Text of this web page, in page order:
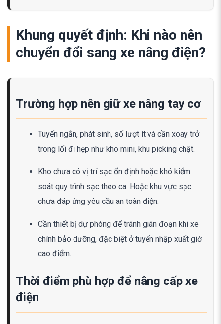
Khung quyết định: Khi nào nên
chuyển đổi sang xe nâng điện?
Trường hợp nên giữ xe nâng tay cơ
Tuyến ngắn, phát sinh, số lượt ít và cần xoay trở
trong lối đi hẹp như kho mini, khu picking chật.
Kho chưa có vị trí sạc ổn định hoặc khó kiểm
soát quy trình sạc theo ca. Hoặc khu vực sạc
chưa đáp ứng yêu cầu an toàn điện.
Cần thiết bị dự phòng để tránh gián đoạn khi xe
chính bảo dưỡng, đặc biệt ở tuyến nhập xuất giờ
cao điểm.
Thời điểm phù hợp để nâng cấp xe
điện